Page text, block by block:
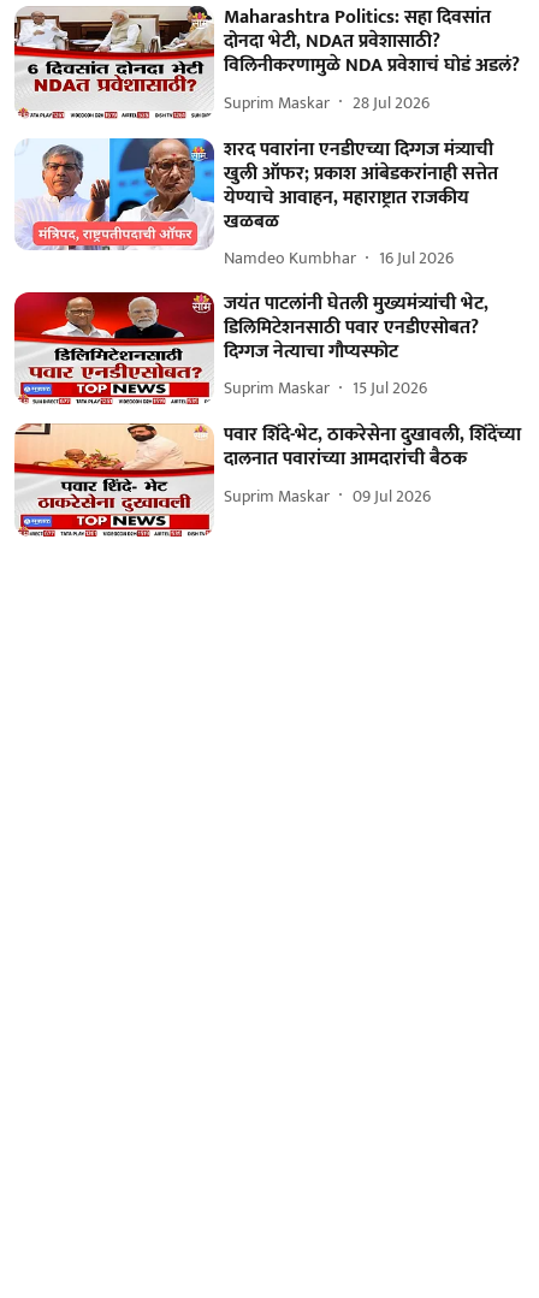
Maharashtra Politics: सहा दिवसांत
दोनदा भेटी, NDAत प्रवेशासाठी?
विलिनीकरणामुळे NDA प्रवेशाचं घोडं अडलं?
Suprim Maskar 28 Jul 2026
शरद पवारांना एनडीएच्या दिग्गज मंत्र्याची
खुली ऑफर; प्रकाश आंबेडकरांनाही सत्तेत
येण्याचे आवाहन, महाराष्ट्रात राजकीय
खळबळ
Namdeo Kumbhar 16 Jul 2026
जयंत पाटलांनी घेतली मुख्यमंत्र्यांची भेट,
डिलिमिटेशनसाठी पवार एनडीएसोबत?
दिग्गज नेत्याचा गौप्यस्फोट
Suprim Maskar 15 Jul 2026
पवार शिंदे-भेट, ठाकरेसेना दुखावली, शिंदेंच्या
दालनात पवारांच्या आमदारांची बैठक
Suprim Maskar 09 Jul 2026